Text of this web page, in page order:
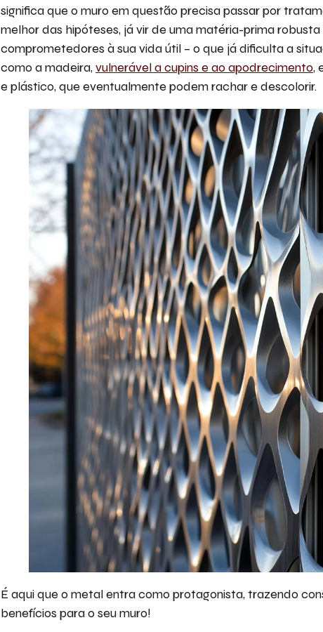
significa que o muro em questão precisa passar por
melhor das hipóteses, já vir de uma matéria-prima
comprometedores à sua vida útil – o que já dificulta a
como a madeira,vulnerável a cupins e ao apodrecimento,
e plástico, que eventualmente podem rachar e descolorir.
É aqui que o metal entra como protagonista, trazendo
benefícios para o seu muro!